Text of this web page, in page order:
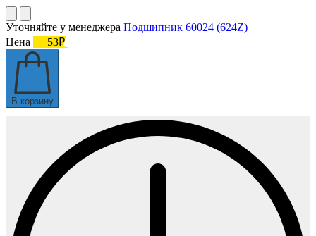
Уточняйте у менеджера Подшипник 60024 (624Z)
Цена
53₽
В корзину